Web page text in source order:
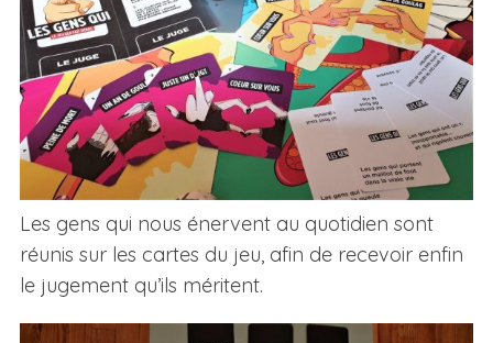
Les gens qui nous énervent au quotidien sont
réunis sur les cartes du jeu, afin de recevoir enfin
le jugement qu’ils méritent.